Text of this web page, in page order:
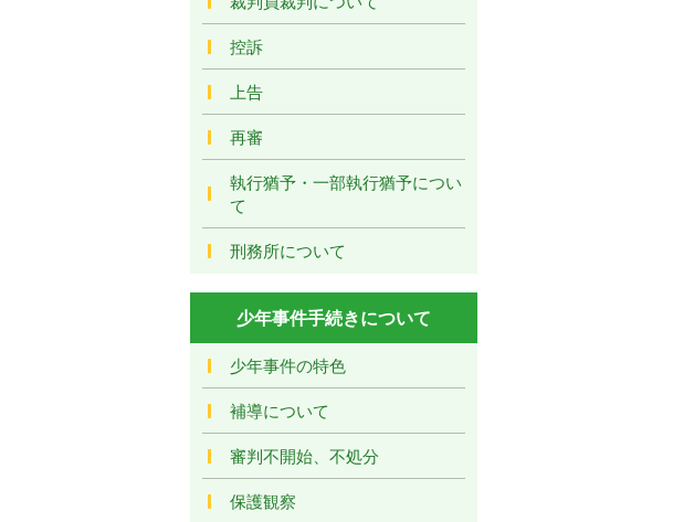
控訴
上告
再審
執行猶予・一部執行猶予につい
て
刑務所について
少年事件手続きについて
少年事件の特色
補導について
審判不開始、不処分
保護観察